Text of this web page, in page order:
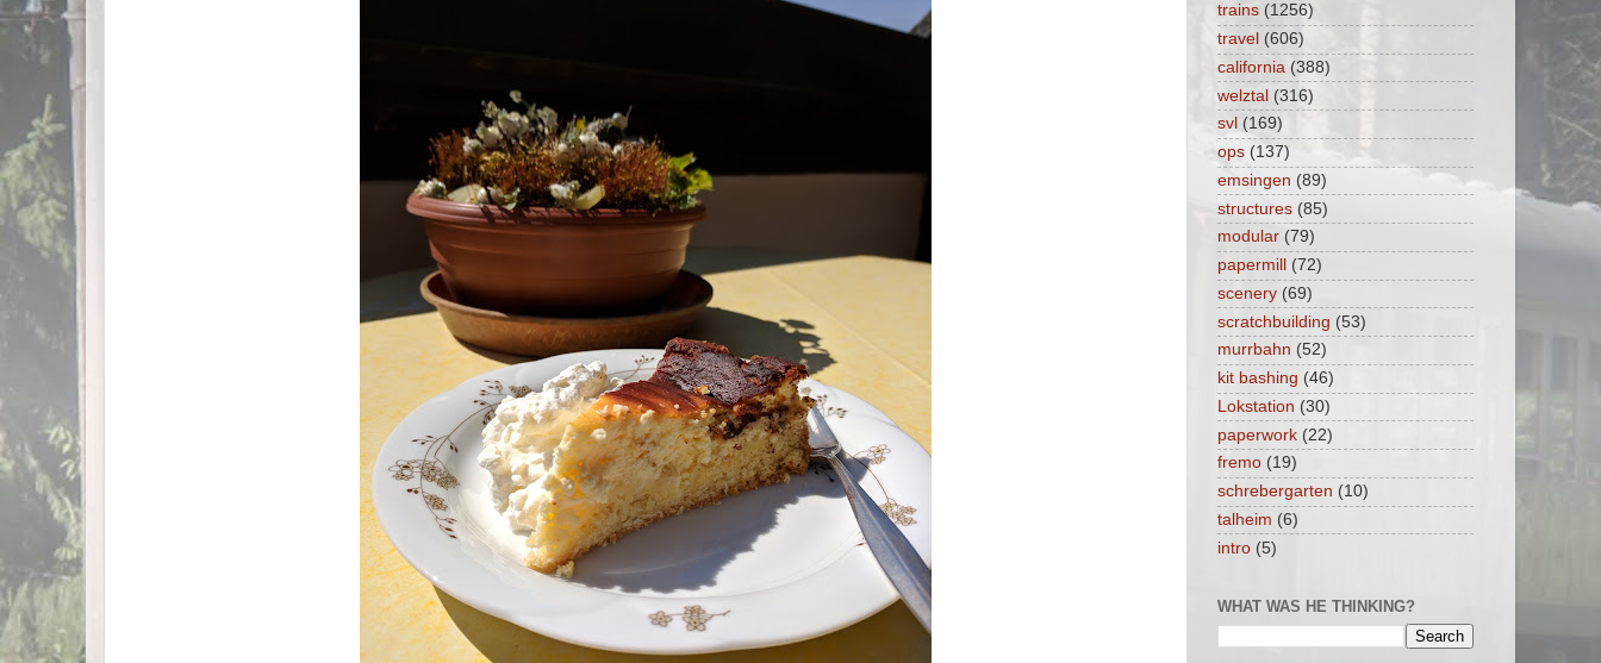
trains (1256)
travel (606)
california (388)
welztal (316)
svl (169)
ops (137)
emsingen (89)
structures (85)
modular (79)
papermill
(72)
scenery (69)
scratchbuilding (53)
murrbahn (52)
kit bashing (46)
Lokstation (30)
paperwork (22)
fremo (19)
schrebergarten (10)
talheim (6)
intro (5)
WHAT WAS HE THINKING?